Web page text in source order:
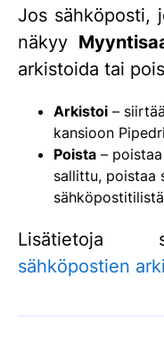
Jos sähköposti,
näkyy
arkistoida tai
Arkistoi –
kansioon
Poista –
sallittu, poistaa
Lisätietoja
sähköpostien